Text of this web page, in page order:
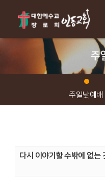
주
주일낮예배
다시 이야기할 수밖에 없는